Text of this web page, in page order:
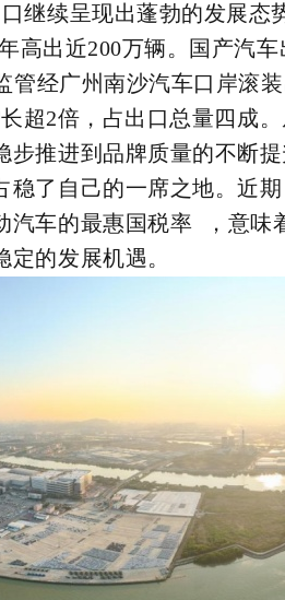
继续呈现出蓬勃的发展态
高出近200万辆。国产汽
管经广州南沙汽车口岸滚
超2倍，占出口总量四成
推进到品牌质量的不断
了自己的一席之地。近
汽车的最惠国税率
，意
的发展机遇。